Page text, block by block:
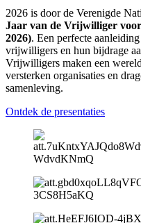
2026 is door de Verenigde
Jaar van de Vrijwilliger
2026). Een perfecte
vrijwilligers en hun bijdrage
Vrijwilligers maken een
versterken organisaties en
samenleving.
Ontdek de presentaties